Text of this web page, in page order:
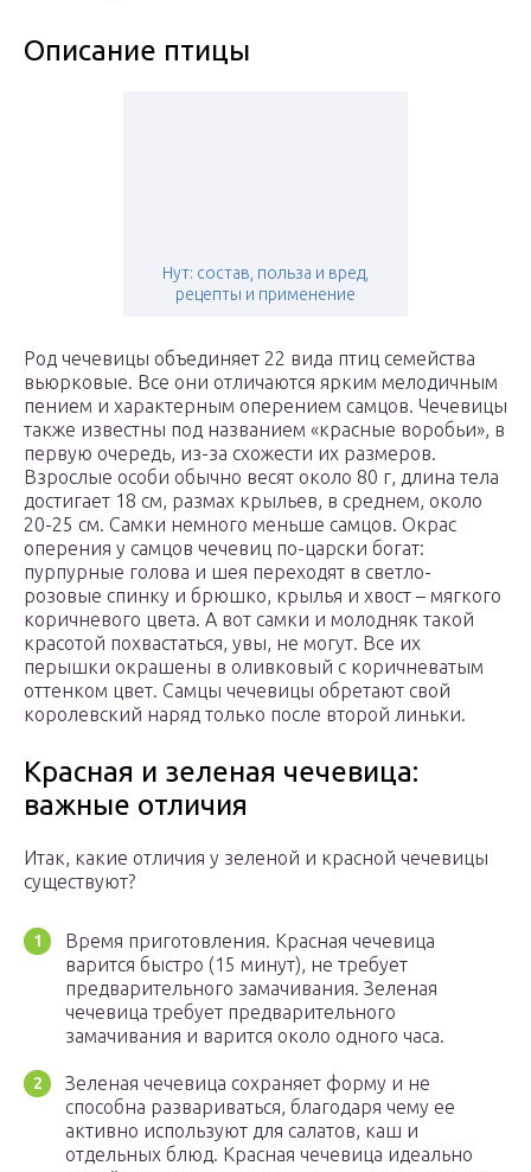
Описание птицы
Нут: состав, польза и вред,
рецепты и применение
Род чечевицы объединяет 22 вида птиц семейства
вьюрковые. Все они отличаются ярким мелодичным
пением и характерным оперением самцов. Чечевицы
также известны под названием «красные воробьи», в
первую очередь, из-за схожести их размеров.
Взрослые особи обычно весят около 80 г, длина тела
достигает 18 см, размах крыльев, в среднем, около
20-25 см. Самки немного меньше самцов. Окрас
оперения у самцов чечевиц по-царски богат:
пурпурные голова и шея переходят в светло-
розовые спинку и брюшко, крылья и хвост – мягкого
коричневого цвета. А вот самки и молодняк такой
красотой похвастаться, увы, не могут. Все их
перышки окрашены в оливковый с коричневатым
оттенком цвет. Самцы чечевицы обретают свой
королевский наряд только после второй линьки.
Красная и зеленая чечевица:
важные отличия
Итак, какие отличия у зеленой и красной чечевицы
существуют?
Время приготовления. Красная чечевица
варится быстро (15 минут), не требует
предварительного замачивания. Зеленая
чечевица требует предварительного
замачивания и варится около одного часа.
Зеленая чечевица сохраняет форму и не
способна развариваться, благодаря чему ее
активно используют для салатов, каш и
отдельных блюд. Красная чечевица идеально